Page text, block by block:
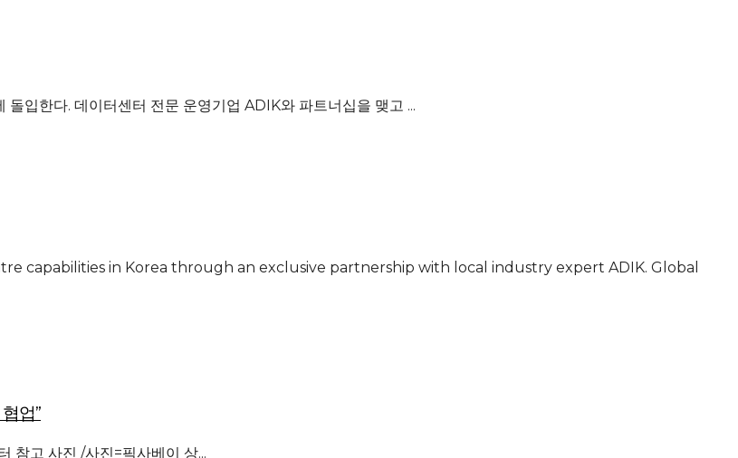
입한다. 데이터센터 전문 운영기업 ADIK와 파트너십을 맺고 ...
capabilities in Korea through an exclusive partnership with local industry expert ADIK. Global
업”
참고 사진 /사진=픽사베이 상...